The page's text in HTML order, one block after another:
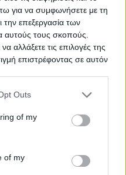
για να συμφωνήσετε με τη
την επεξεργασία των
τους σκοπούς.
αλλάξετε τις επιλογές της
επιστρέφοντας σε αυτόν
uses one or more Google
You may click to
its third-party tags to
purposes in below Google
Outs
of my
of my
οργάνου
ινοποίησης